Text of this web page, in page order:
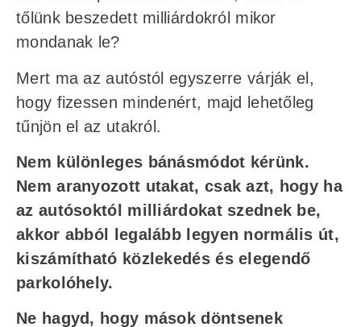
tőlünk beszedett milliárdokról mikor
mondanak le?
Mert ma az autóstól egyszerre várják el,
hogy fizessen mindenért, majd lehetőleg
tűnjön el az utakról.
Nem különleges bánásmódot kérünk.
Nem aranyozott utakat, csak azt, hogy ha
az autósoktól milliárdokat szednek be,
akkor abból legalább legyen normális út,
kiszámítható közlekedés és elegendő
parkolóhely.
Ne hagyd, hogy mások döntsenek